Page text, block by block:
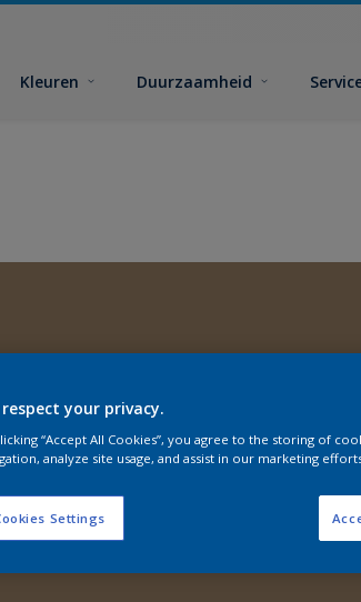
Kleuren Duurzaamheid
respect your privacy.
“Accept All Cookies”, you agree to the storing of
analyze site usage, and assist in our marketing
Settings